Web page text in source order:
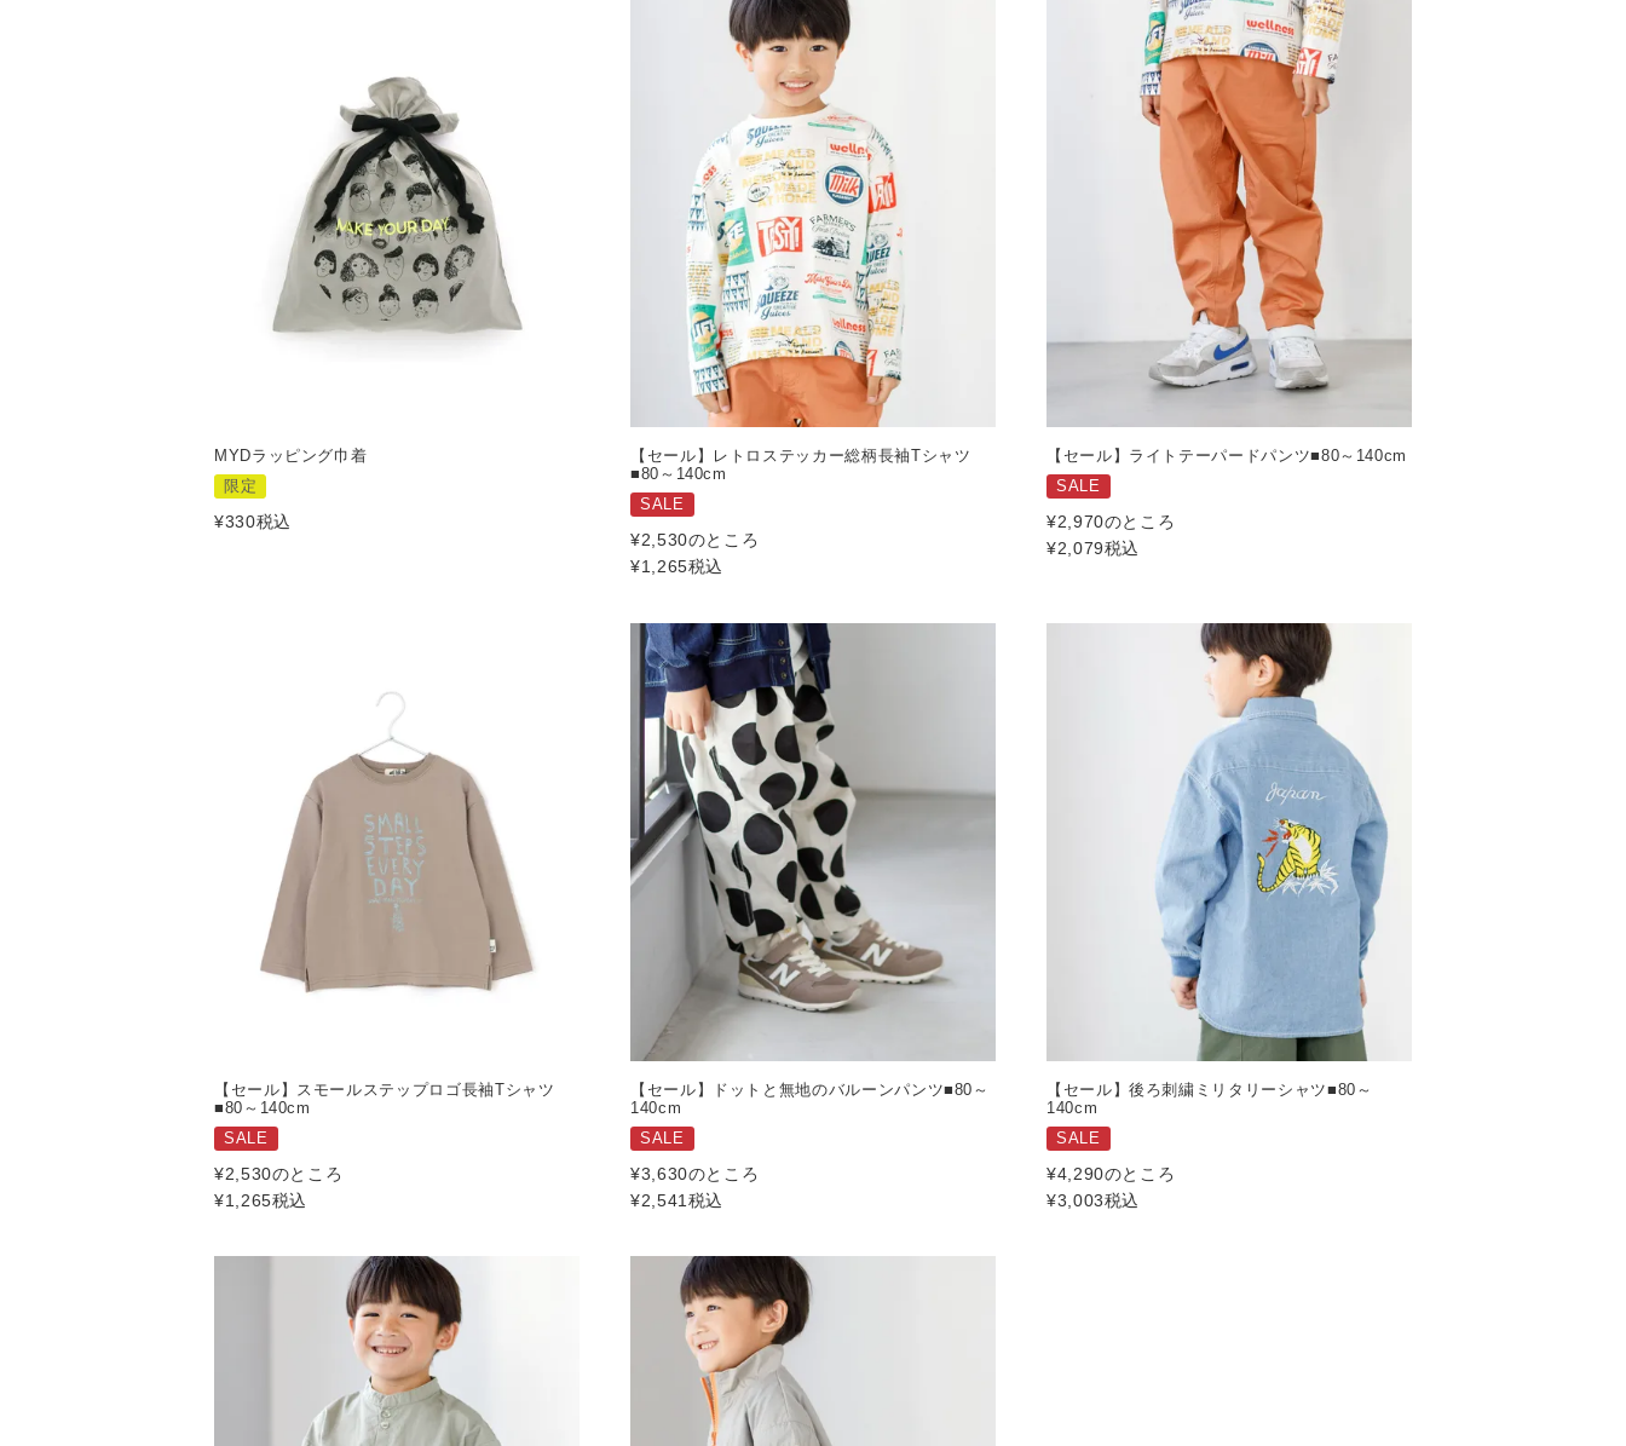
MYDラッピング巾着
限定
¥330税込
【セール】レトロステッカー総柄長袖Tシャツ
■80～140cm
SALE
¥2,530のところ
¥1,265税込
【セール】ライトテーパードパンツ■80～140cm
SALE
¥2,970のところ
¥2,079税込
【セール】スモールステップロゴ長袖Tシャツ
■80～140cm
SALE
¥2,530のところ
¥1,265税込
【セール】ドットと無地のバルーンパンツ■80～
140cm
SALE
¥3,630のところ
¥2,541 税込
【セール】後ろ刺繍ミリタリーシャツ■80～
140cm
SALE
¥4,290のところ
¥3,003税込